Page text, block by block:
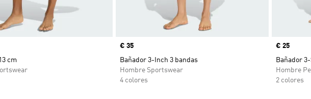
cm
Precio
€ 35
Bañador 3-Inch 3 bandas
Hombre Sportswear
4 colores
Precio
€ 25
Bañador
Hombre
2 colores